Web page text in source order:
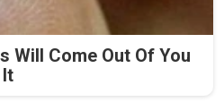
Will Come Out Of You